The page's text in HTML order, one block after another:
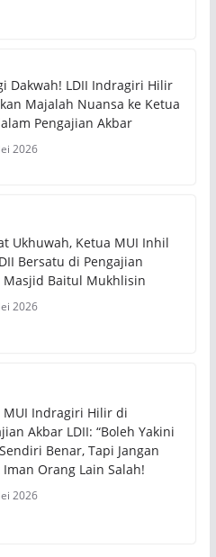
Dakwah! LDII Indragiri Hilir
Majalah Nuansa ke Ketua
Pengajian Akbar
2026
Ukhuwah, Ketua MUI Inhil
Bersatu di Pengajian
Masjid Baitul Mukhlisin
2026
MUI Indragiri Hilir di
Akbar LDII: “Boleh Yakini
Benar, Tapi Jangan
Orang Lain Salah!
2026